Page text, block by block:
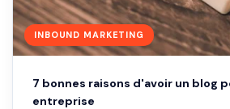
INBOUND MARKETING
7 bonnes raisons d'avoir un blog
entreprise